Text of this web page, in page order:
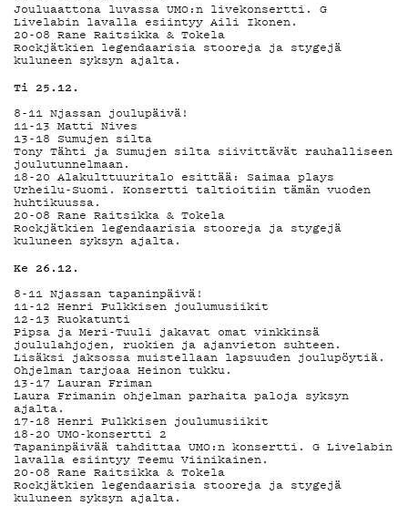
G LIVELAB
KIRJAUDU SISÄÄN
Jouluaattona luvassa UMO:n livekonsertti. G
Livelabin lavalla esiintyy Aili Ikonen.
20-08 Rane Raitsikka & Tokela
Rockjätkien legendaarisia stooreja ja stygejä
kuluneen syksyn ajalta.
Ti 25.12.
8-11 Njassan joulupäivä!
11-13 Matti Nives
13-18 Sumujen silta
Tony Tähti ja Sumujen silta siivittävät rauhalliseen
joulutunnelmaan.
18-20 Alakulttuuritalo esittää: Saimaa plays
Urheilu-Suomi. Konsertti taltioitiin tämän vuoden
huhtikuussa.
20-08 Rane Raitsikka & Tokela
Rockjätkien legendaarisia stooreja ja stygejä
kuluneen syksyn ajalta.
Ke 26.12.
8-11 Njassan tapaninpäivä!
11-12 Henri Pulkkisen joulumusiikit
12-13 Ruokatunti
Pipsa ja Meri-Tuuli jakavat omat vinkkinsä
joululahjojen, ruokien ja ajanvieton suhteen.
Lisäksi jaksossa muistellaan lapsuuden joulupöytiä.
Ohjelman tarjoaa Heinon tukku.
13-17 Lauran Friman
Laura Frimanin ohjelman parhaita paloja syksyn
ajalta.
17-18 Henri Pulkkisen joulumusiikit
18-20 UMO-konsertti 2
Tapaninpäivää tahdittaa UMO:n konsertti. G Livelabin
lavalla esiintyy Teemu Viinikainen.
20-08 Rane Raitsikka & Tokela
Rockjätkien legendaarisia stooreja ja stygejä
kuluneen syksyn ajalta.